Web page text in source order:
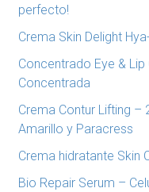
perfecto!
Crema Skin Delight
Concentrado Eye &
Concentrada
Crema Contur Lifting –
Amarillo y Paracress
Crema hidratante Skin
Bio Repair Serum –